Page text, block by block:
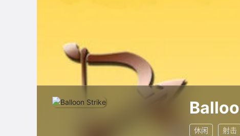
休闲 射击